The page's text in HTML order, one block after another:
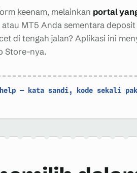
keenam, melainkan portal
MT5 Anda sementara
di tengah jalan? Aplikasi ini
Store-nya.
— kata sandi, kode sekali